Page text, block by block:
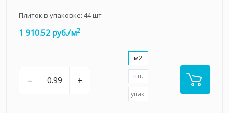
Плиток в упаковке: 44шт
1 910.52 руб./м2
– +
м2
шт.
упак.